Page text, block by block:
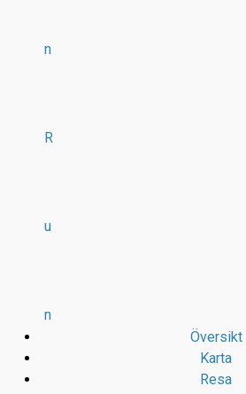
n
R
u
n
Översikt
Karta
Resa